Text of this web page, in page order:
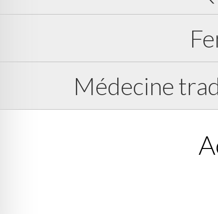
Médecine